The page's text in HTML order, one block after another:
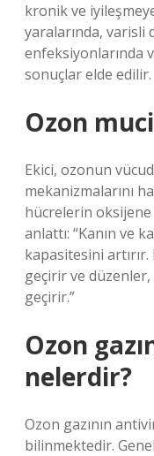
kronik ve
yaralarında, varisli
enfeksiyonlarında
sonuçlar elde edilir.
Ozon
Ekici, ozonun
mekanizmalarını
hücrelerin oksijene
anlattı: “Kanın ve
kapasitesini artırır.
geçirir ve
geçirir.”
Ozon
nelerdir?
Ozon gazının
bilinmektedir.